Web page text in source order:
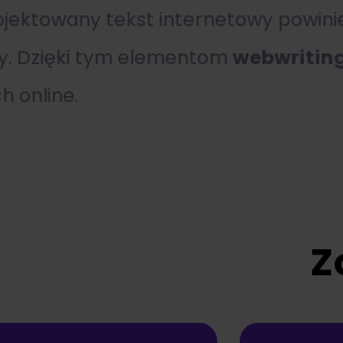
tekst internetowy
Dzięki tym elementom
online.